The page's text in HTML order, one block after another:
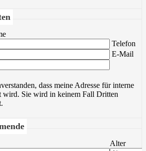
Bitte lasse
Telefon
Bitte lasse
E-Mail
dass meine Adresse für interne
wird. Sie wird in keinem Fall Dritten
Alter